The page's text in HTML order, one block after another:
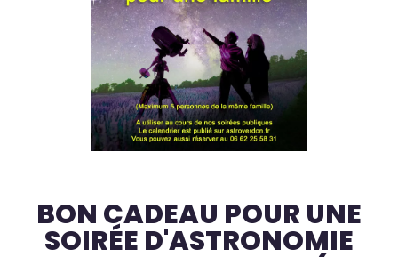
BON CADEAU POUR UNE
SOIRÉE D'ASTRONOMIE